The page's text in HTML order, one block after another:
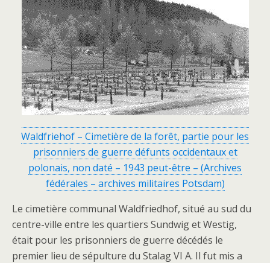
Waldfriehof – Cimetière de la forêt, partie pour les
prisonniers de guerre défunts occidentaux et
polonais, non daté – 1943 peut-être – (Archives
fédérales – archives militaires Potsdam)
Le cimetière communal Waldfriedhof, situé au sud du
centre-ville entre les quartiers Sundwig et Westig,
était pour les prisonniers de guerre décédés le
premier lieu de sépulture du Stalag VI A. Il fut mis a